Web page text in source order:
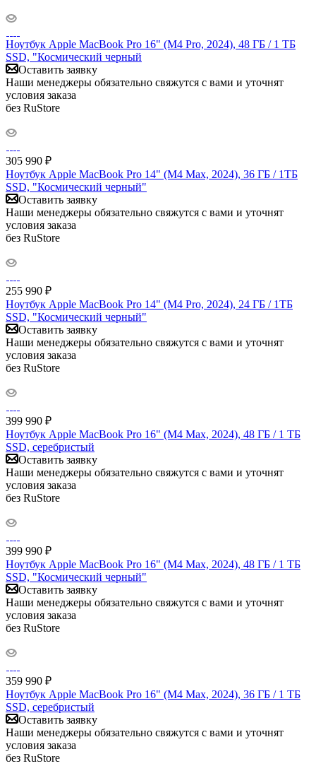
Ноутбук Apple MacBook Pro 16" (M4 Pro, 2024), 48 ГБ / 1 ТБ
SSD, "Космический черный
Оставить заявку
Наши менеджеры обязательно свяжутся с вами и уточнят
условия заказа
без RuStore
305 990 ₽
Ноутбук Apple MacBook Pro 14" (M4 Max, 2024), 36 ГБ / 1ТБ
SSD, "Космический черный"
Оставить заявку
Наши менеджеры обязательно свяжутся с вами и уточнят
условия заказа
без RuStore
255 990 ₽
Ноутбук Apple MacBook Pro 14" (M4 Pro, 2024), 24 ГБ / 1ТБ
SSD, "Космический черный"
Оставить заявку
Наши менеджеры обязательно свяжутся с вами и уточнят
условия заказа
без RuStore
399 990 ₽
Ноутбук Apple MacBook Pro 16" (M4 Max, 2024), 48 ГБ / 1 ТБ
SSD, серебристый
Оставить заявку
Наши менеджеры обязательно свяжутся с вами и уточнят
условия заказа
без RuStore
399 990 ₽
Ноутбук Apple MacBook Pro 16" (M4 Max, 2024), 48 ГБ / 1 ТБ
SSD, "Космический черный"
Оставить заявку
Наши менеджеры обязательно свяжутся с вами и уточнят
условия заказа
без RuStore
359 990 ₽
Ноутбук Apple MacBook Pro 16" (M4 Max, 2024), 36 ГБ / 1 ТБ
SSD, серебристый
Оставить заявку
Наши менеджеры обязательно свяжутся с вами и уточнят
условия заказа
без RuStore